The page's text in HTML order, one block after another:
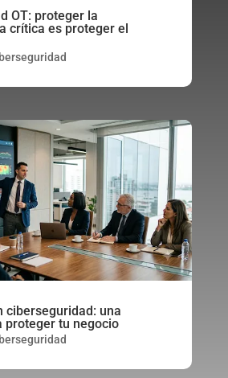
OT: proteger la
crítica es proteger el
ciberseguridad: una
proteger tu negocio